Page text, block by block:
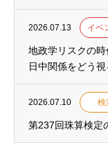
2026.07.13 イベ
地政学リスクの
日中関係をどう
2026.07.10 検
第237回珠算検定